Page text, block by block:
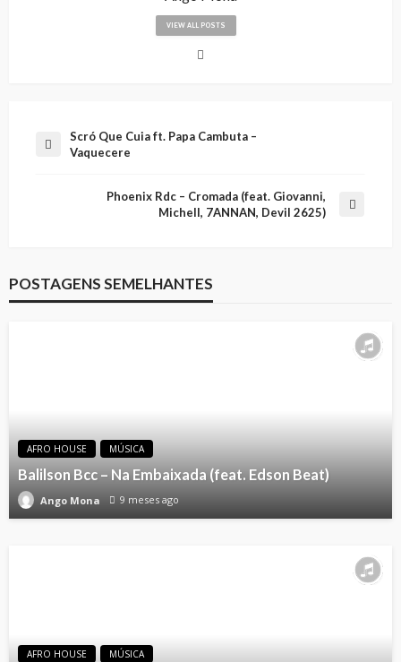
VIEW ALL POSTS
Scró Que Cuia ft. Papa Cambuta –
Vaquecere
Phoenix Rdc – Cromada (feat. Giovanni,
Michell, 7ANNAN, Devil 2625)
POSTAGENS SEMELHANTES
AFRO HOUSE MÚSICA
Balilson Bcc – Na Embaixada (feat. Edson Beat)
Ango Mona 9 meses ago
AFRO HOUSE MÚSICA